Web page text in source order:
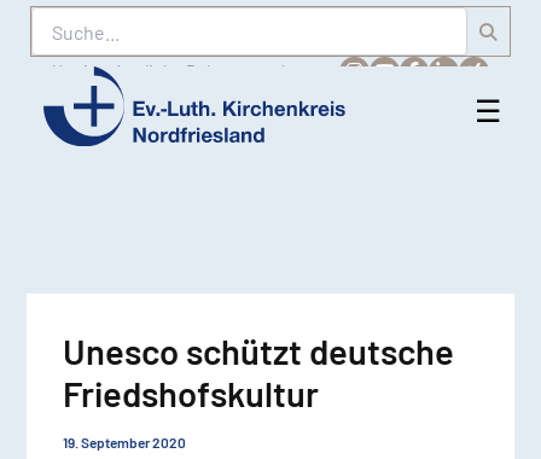
Suche
Karriere Amtliche Bekanntmachungen
Ev.-
☰
Unesco schützt deutsche
Friedshofskultur
19. September 2020